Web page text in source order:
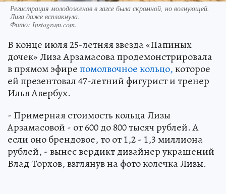
Регистрация молодоженов в загсе была скромной, но волнующей.
Лиза даже всплакнула.
Фото: Instagram.com.
В конце июля 25-летняя звезда «Папиных
дочек» Лиза Арзамасова продемонстрировала
в прямом эфирепомолвочное кольцо,которое
ей презентовал 47-летний фигурист и тренер
Илья Авербух.
- Примерная стоимость кольца Лизы
Арзамасовой - от 600 до 800 тысяч рублей. А
если оно брендовое, то от 1,2 - 1,3 миллиона
рублей, - вынес вердикт дизайнер украшений
Влад Торхов, взглянув на фото колечка Лизы.